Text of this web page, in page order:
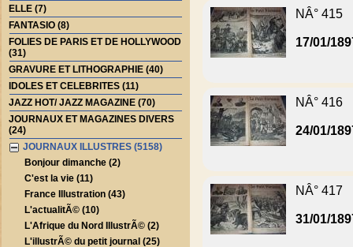
ELLE (7)
FANTASIO (8)
FOLIES DE PARIS ET DE HOLLYWOOD
(31)
GRAVURE ET LITHOGRAPHIE (40)
IDOLES ET CELEBRITES (11)
JAZZ HOT/ JAZZ MAGAZINE (70)
JOURNAUX ET MAGAZINES DIVERS
(24)
JOURNAUX ILLUSTRES (5158)
Bonjour dimanche (2)
C'est la vie (11)
France Illustration (43)
L'actualitÃ© (10)
L'Afrique du Nord IllustrÃ© (2)
L'illustrÃ© du petit journal (25)
NÂ° 415
17/01/
NÂ° 416
24/01/
NÂ° 417
31/01/